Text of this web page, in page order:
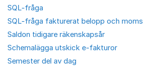
SQL-fråga
SQL-fråga fakturerat belopp och moms
Saldon tidigare räkenskapsår
Schemalägga utskick e-fakturor
Semester del av dag